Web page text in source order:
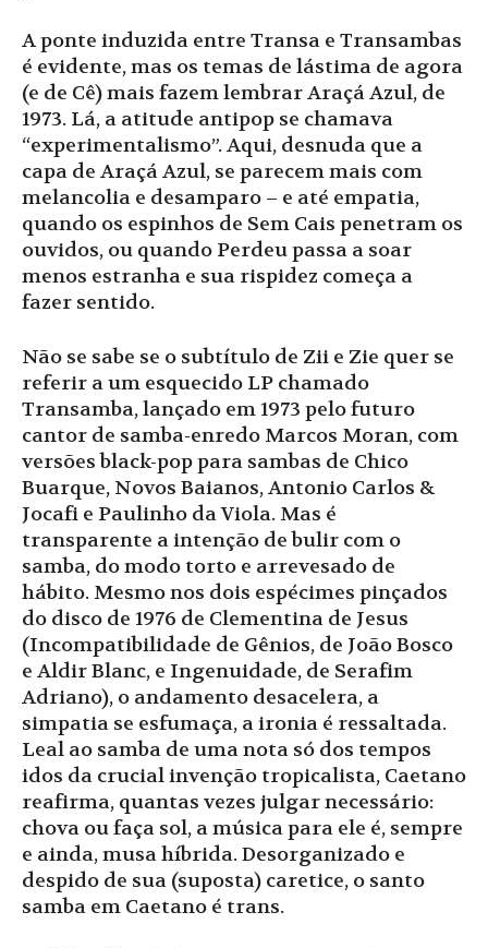
A ponte induzida entre Transa e Transambas
é evidente, mas os temas de lástima de agora
(e de Cê) mais fazem lembrar Araçá Azul, de
1973. Lá, a atitude antipop se chamava
“experimentalismo”. Aqui, desnuda que a
capa de Araçá Azul, se parecem mais com
melancolia e desamparo – e até empatia,
quando os espinhos de Sem Cais penetram os
ouvidos, ou quando Perdeu passa a soar
menos estranha e sua rispidez começa a
fazer sentido.
Não se sabe se o subtítulo de Zii e Zie quer se
referir a um esquecido LP chamado
Transamba, lançado em 1973 pelo futuro
cantor de samba-enredo Marcos Moran, com
versões black-pop para sambas de Chico
Buarque, Novos Baianos, Antonio Carlos &
Jocafi e Paulinho da Viola. Mas é
transparente a intenção de bulir com o
samba, do modo torto e arrevesado de
hábito. Mesmo nos dois espécimes pinçados
do disco de 1976 de Clementina de Jesus
(Incompatibilidade de Gênios, de João Bosco
e Aldir Blanc, e Ingenuidade, de Serafim
Adriano), o andamento desacelera, a
simpatia se esfumaça, a ironia é ressaltada.
Leal ao samba de uma nota só dos tempos
idos da crucial invenção tropicalista, Caetano
reafirma, quantas vezes julgar necessário:
chova ou faça sol, a música para ele é, sempre
e ainda, musa híbrida. Desorganizado e
despido de sua (suposta) caretice, o santo
samba em Caetano é trans.